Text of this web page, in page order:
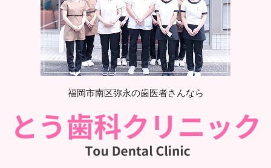
福岡市南区弥永の歯医者さんなら